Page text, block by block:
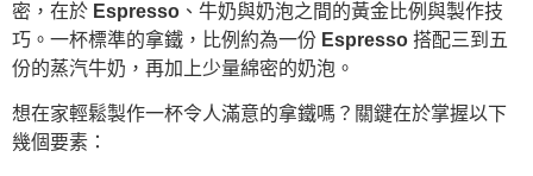
密，在於 Espresso 、牛奶與奶泡之間的黃金比例與製作技
巧。一杯標準的拿鐵，比例約為一份 Espresso 搭配三到五
份的蒸汽牛奶，再加上少量綿密的奶泡。
想在家輕鬆製作一杯令人滿意的拿鐵嗎？關鍵在於掌握以下
幾個要素：